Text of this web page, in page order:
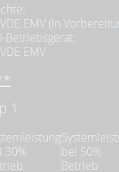
VDE EMV (in
Betriebsgerät:
EMV
1
30%
bei 50%
Betrieb